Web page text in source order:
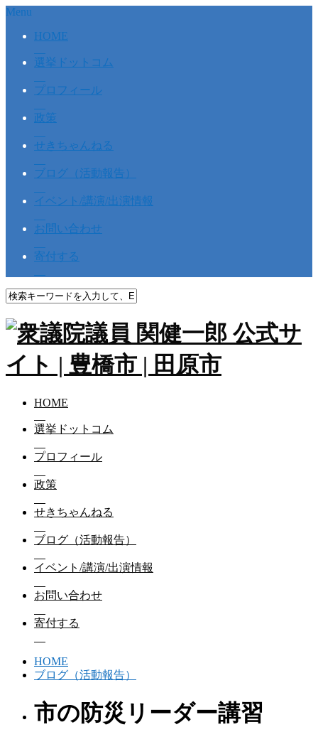
Menu
HOME
選挙ドットコム
プロフィール
政策
せきちゃんねる
ブログ（活動報告）
イベント/講演/出演情報
お問い合わせ
寄付する
HOME
選挙ドットコム
プロフィール
政策
せきちゃんねる
ブログ（活動報告）
イベント/講演/出演情報
お問い合わせ
寄付する
HOME
ブログ（活動報告）
市の防災リーダー講習